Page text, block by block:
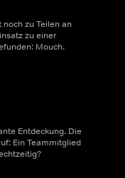
zu Teilen an
zu einer
Mouch.
Entdeckung. Die
Ein Teammitglied